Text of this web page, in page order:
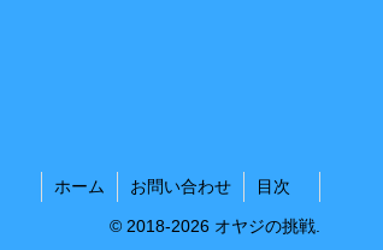
ホーム お問い合わせ 目次
© 2018-2026 オヤジの挑戦.